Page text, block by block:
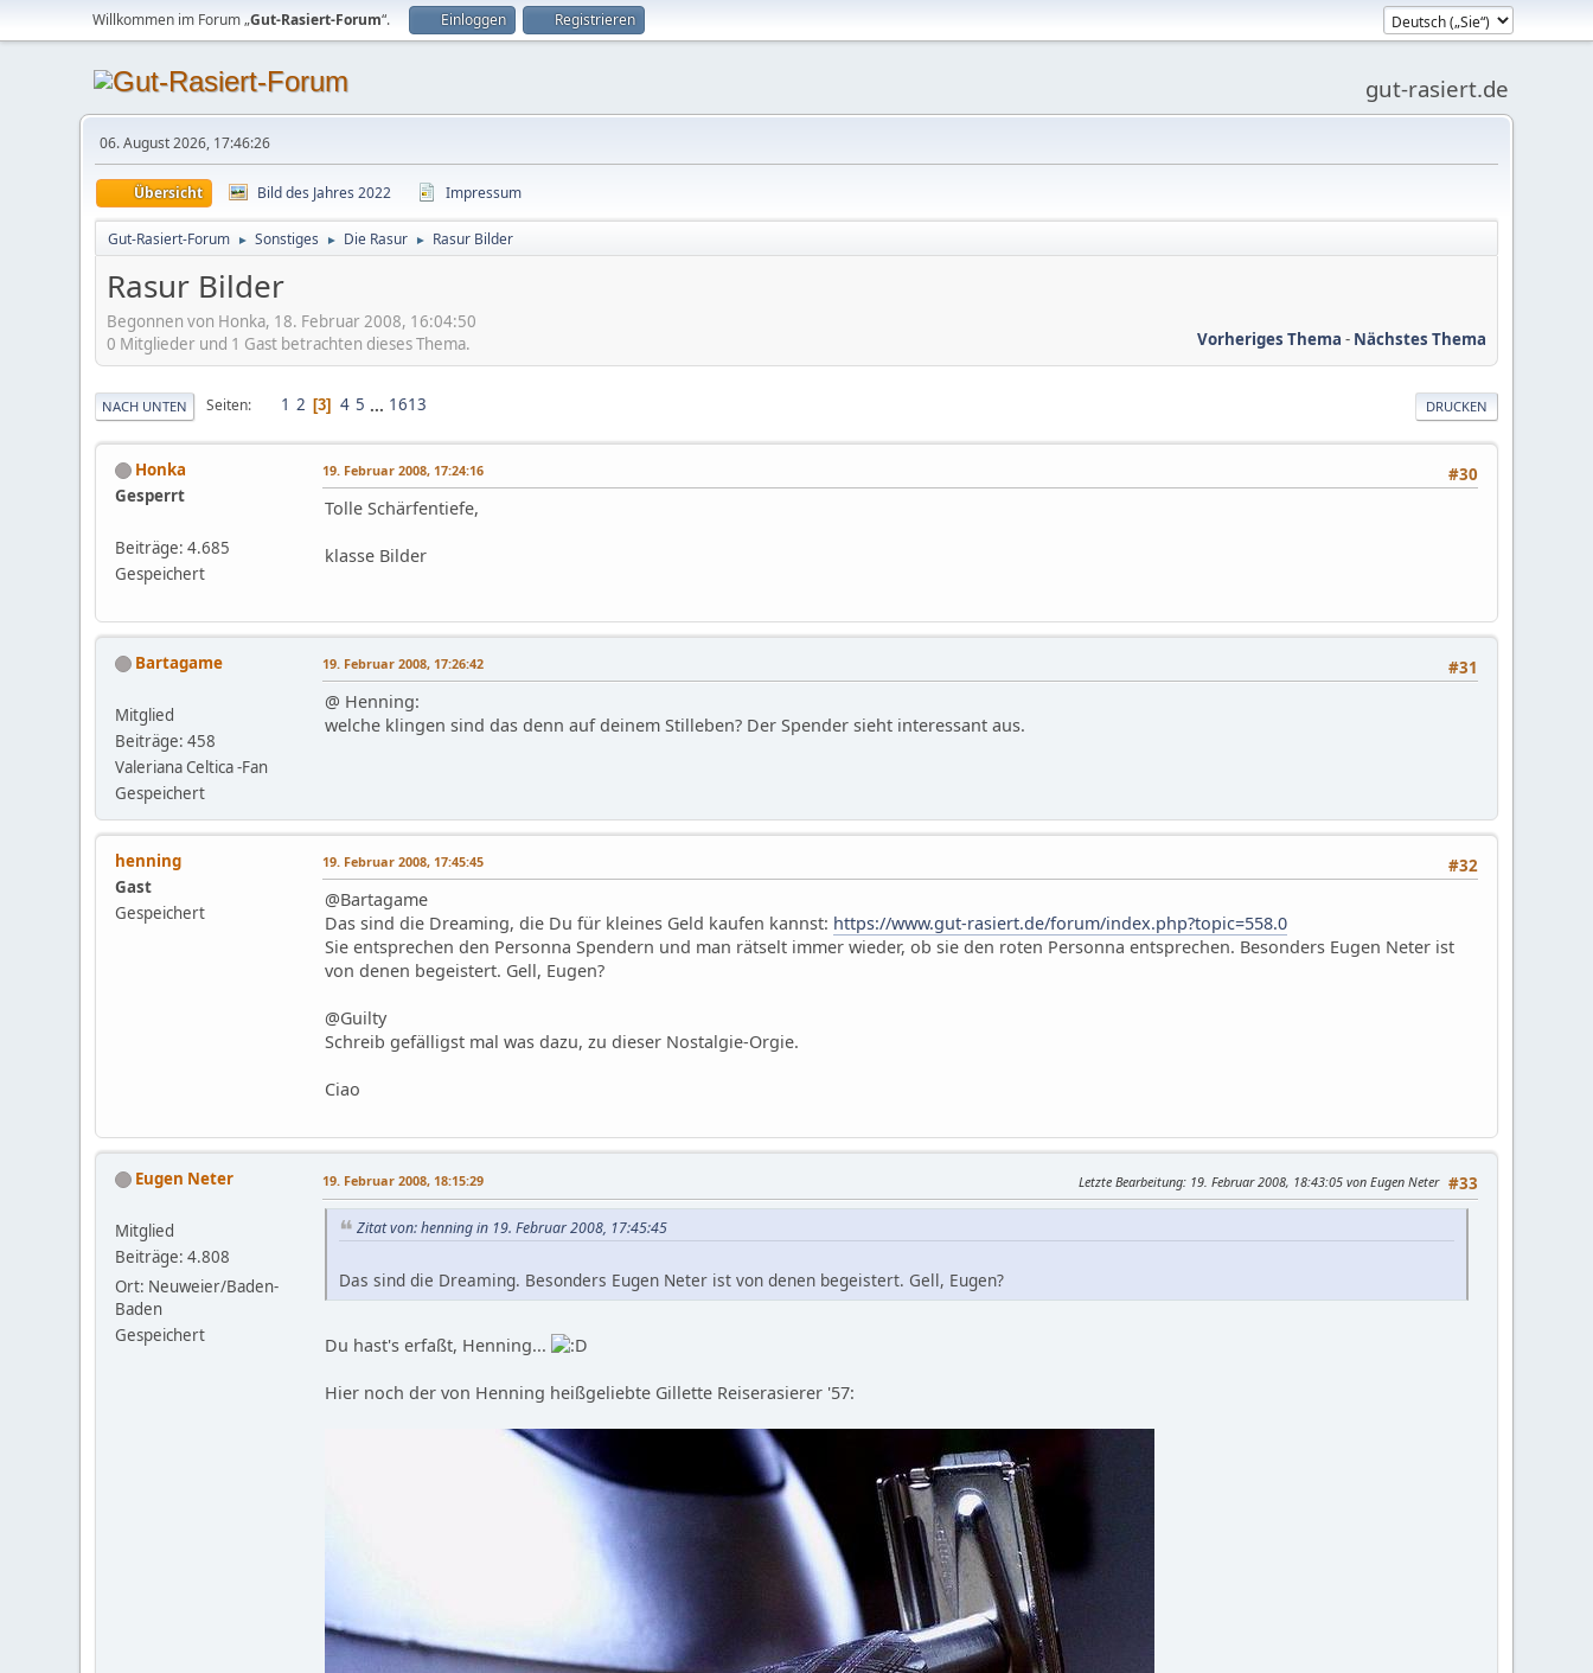
Willkommen im Forum „Gut-Rasiert-Forum“. Einloggen Registrieren
gut-rasiert.de
06. August 2026, 17:46:26
Übersicht Bild des Jahres 2022 Impressum
Gut-Rasiert-Forum ► Sonstiges ► Die Rasur ► Rasur Bilder
Rasur Bilder
Begonnen von Honka, 18. Februar 2008, 16:04:50
Vorheriges Thema - Nächstes Thema
0 Mitglieder und 1 Gast betrachten dieses Thema.
DRUCKEN
NACH UNTEN Seiten 1 2 3 4 5 ... 1613
Honka
Gesperrt
Beiträge: 4.685
Gespeichert
#30
19. Februar 2008, 17:24:16
Tolle Schärfentiefe,
klasse Bilder
Bartagame
Mitglied
Beiträge: 458
Valeriana Celtica -Fan
Gespeichert
#31
19. Februar 2008, 17:26:42
@ Henning:
welche klingen sind das denn auf deinem Stilleben? Der Spender sieht interessant aus.
henning
Gast
Gespeichert
#32
19. Februar 2008, 17:45:45
@Bartagame
Das sind die Dreaming, die Du für kleines Geld kaufen kannst: https://www.gut-rasiert.de/forum/index.php?topic=558.0
Sie entsprechen den Personna Spendern und man rätselt immer wieder, ob sie den roten Personna entsprechen. Besonders Eugen Neter ist
von denen begeistert. Gell, Eugen?
@Guilty
Schreib gefälligst mal was dazu, zu dieser Nostalgie-Orgie.
Ciao
Eugen Neter
Mitglied
Beiträge: 4.808
Ort: Neuweier/Baden-
Baden
Gespeichert
#33
19. Februar 2008, 18:15:29 Letzte Bearbeitung: 19. Februar 2008, 18:43:05 von Eugen Neter
Zitat von: henning in 19. Februar 2008, 17:45:45
Das sind die Dreaming. Besonders Eugen Neter ist von denen begeistert. Gell, Eugen?
Du hast's erfaßt, Henning...
Hier noch der von Henning heißgeliebte Gillette Reiserasierer '57: